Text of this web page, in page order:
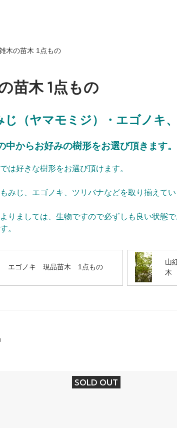
木の苗木 1点もの
苗木 1点もの
じ（ヤマモミジ）・エゴノキ
中からお好みの樹形をお選び頂きます。
は好きな樹形をお選び頂けます。
みじ、エゴノキ、ツリバナなどを取り揃えてい
りましては、生物ですので必ずしも良い状態
。
エゴノキ 現品苗木 1点もの
山
木
SOLD OUT